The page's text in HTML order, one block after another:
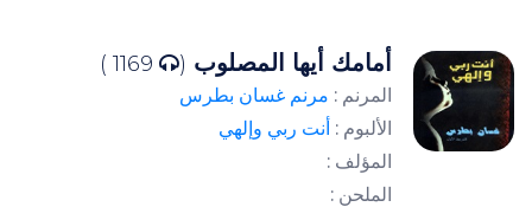
أمامك أيها المصلوب (
المرنم : مرنم غسان بطرس
الألبوم : أنت ربي وإلهي
المؤلف :
الملحن :